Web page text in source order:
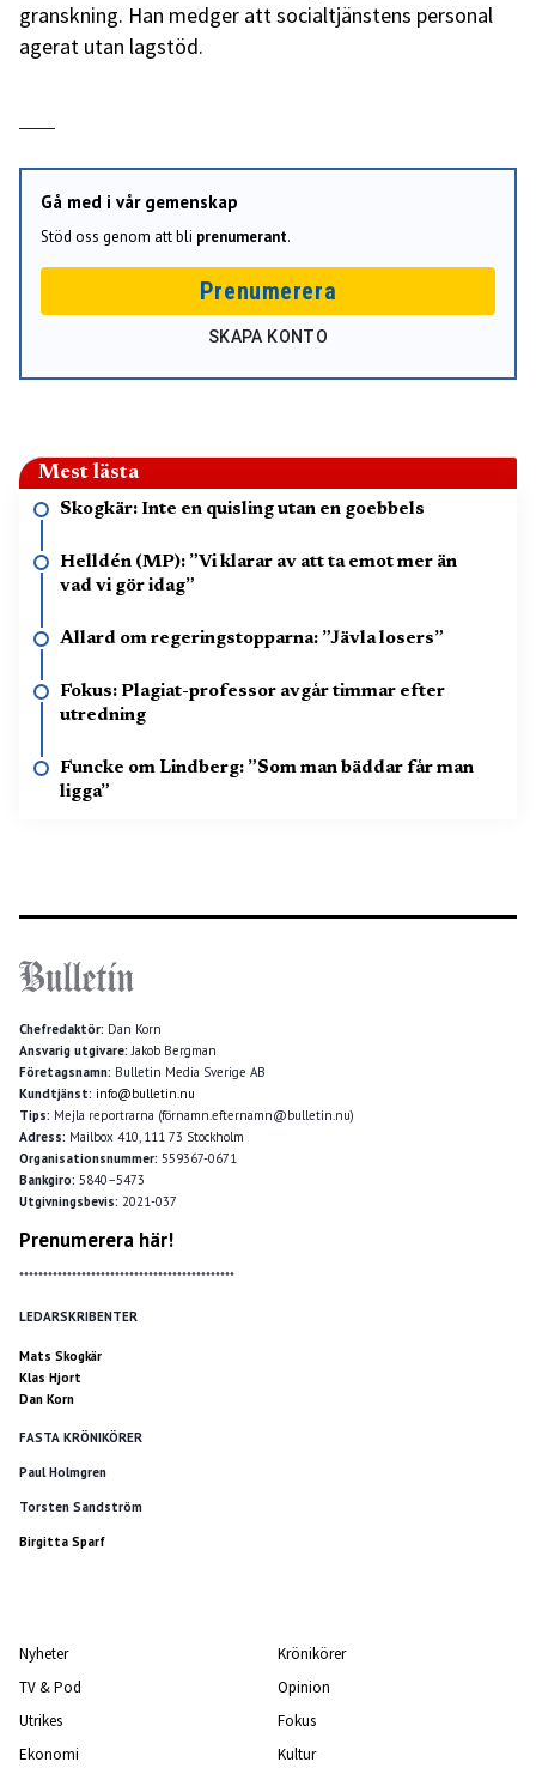
granskning. Han medger att socialtjänstens personal
agerat utan lagstöd.
Gå med i vår gemenskap
Stöd oss genom att bli prenumerant.
Prenumerera
SKAPA KONTO
Mest lästa
Skogkär: Inte en quisling utan en goebbels
Helldén (MP): ”Vi klarar av att ta emot mer än
vad vi gör idag”
Allard om regeringstopparna: ”Jävla losers”
Fokus: Plagiat-professor avgår timmar efter
utredning
Funcke om Lindberg: ”Som man bäddar får man
ligga”
Chefredaktör: Dan Korn
Ansvarig utgivare:Jakob Bergman
Företagsnamn: Bulletin Media Sverige AB
Kundtjänst: info@bulletin.nu
Tips: Mejla reportrarna (förnamn.efternamn@bulletin.nu)
Adress: Mailbox 410, 111 73 Stockholm
Organisationsnummer: 559367-0671
Bankgiro: 5840–5473
Utgivningsbevis: 2021-037
Prenumerera här!
*********************************************
LEDARSKRIBENTER
Mats Skogkär
Klas Hjort
Dan Korn
FASTA KRÖNIKÖRER
Paul Holmgren
Torsten Sandström
Birgitta Sparf
Nyheter
TV & Pod
Utrikes
Ekonomi
Krönikörer
Opinion
Fokus
Kultur